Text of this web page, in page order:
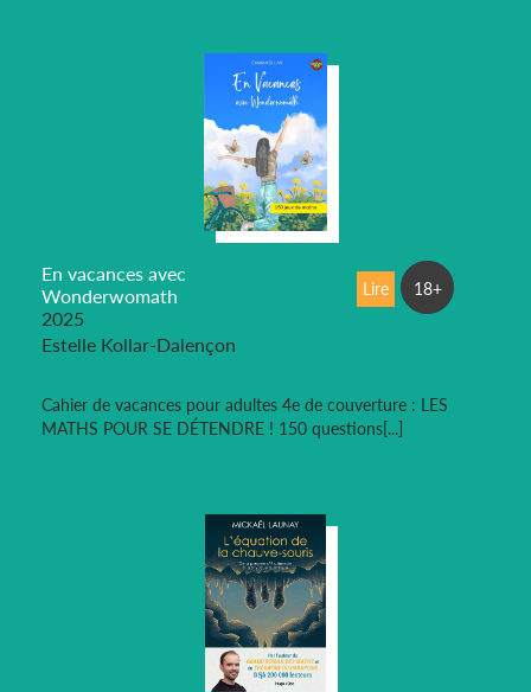
En vacances avec
Wonderwomath
2025
Estelle Kollar-Dalençon
Cahier de vacances pour adultes 4e de couverture : LES
MATHS POUR SE DÉTENDRE ! 150 questions[...]
Lire 18+